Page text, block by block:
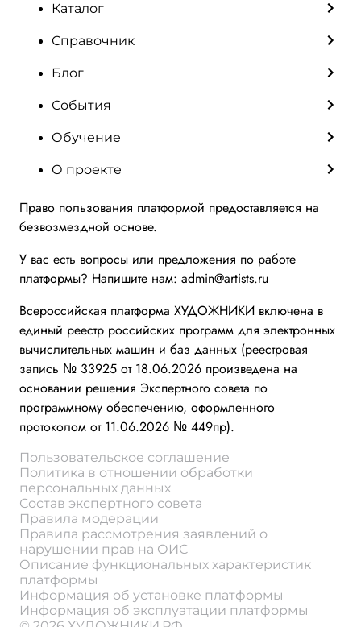
Каталог
Справочник
Блог
События
Обучение
О проекте
Право пользования платформой предоставляется на
безвозмездной основе.
У вас есть вопросы или предложения по работе
платформы? Напишите нам: admin@artists.ru
Всероссийская платформа ХУДОЖНИКИ включена в
единый реестр российских программ для электронных
вычислительных машин и баз данных (реестровая
запись № 33925 от 18.06.2026 произведена на
основании решения Экспертного совета по
программному обеспечению, оформленного
протоколом от 11.06.2026 № 449пр).
Пользовательское соглашение
Политика в отношении обработки
персональных данных
Состав экспертного совета
Правила модерации
Правила рассмотрения заявлений о
нарушении прав на ОИС
Описание функциональных характеристик
платформы
Информация об установке платформы
Информация об эксплуатации платформы